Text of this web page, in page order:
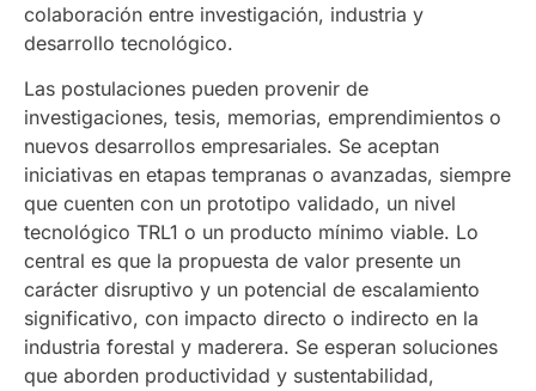
colaboración entre investigación, industria y
desarrollo tecnológico.
Las postulaciones pueden provenir de
investigaciones, tesis, memorias, emprendimientos o
nuevos desarrollos empresariales. Se aceptan
iniciativas en etapas tempranas o avanzadas, siempre
que cuenten con un prototipo validado, un nivel
tecnológico TRL1 o un producto mínimo viable. Lo
central es que la propuesta de valor presente un
carácter disruptivo y un potencial de escalamiento
significativo, con impacto directo o indirecto en la
industria forestal y maderera. Se esperan soluciones
que aborden productividad y sustentabilidad,